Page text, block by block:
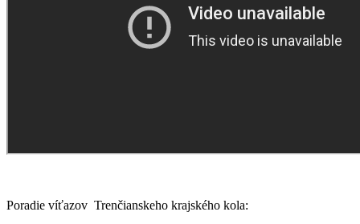
Poradie víťazov Trenčianskeho krajského kola: